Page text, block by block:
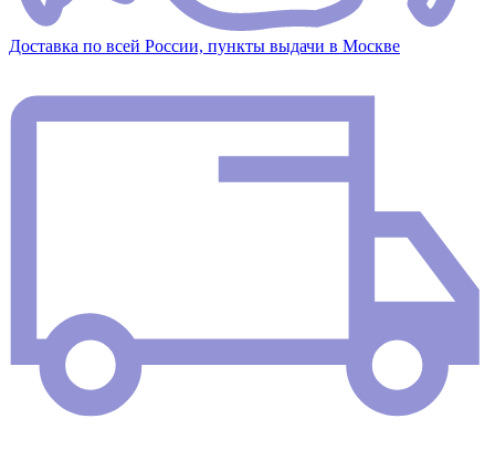
Доставка по всей России, пункты выдачи в Москве